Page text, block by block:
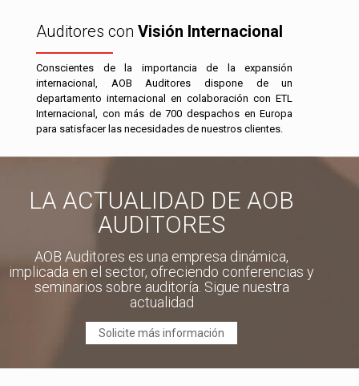
Auditores con Visión Internacional
Conscientes de la importancia de la expansión
internacional, AOB Auditores dispone de un
departamento internacional en colaboración con ETL
Internacional, con más de 700 despachos en Europa
para satisfacer las necesidades de nuestros clientes.
LA ACTUALIDAD DE AOB
AUDITORES
AOB Auditores es una empresa dinámica,
implicada en el sector, ofreciendo conferencias y
seminarios sobre auditoría. Sigue nuestra
actualidad
Solicite más información